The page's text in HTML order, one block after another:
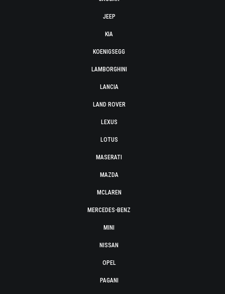
JEEP
KIA
KOENIGSEGG
LAMBORGHINI
LANCIA
LAND ROVER
LEXUS
LOTUS
MASERATI
MAZDA
MCLAREN
MERCEDES-BENZ
MINI
NISSAN
OPEL
PAGANI